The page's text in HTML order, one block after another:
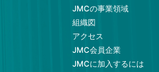
JMCの事業領域
組織図
アクセス
JMC会員企業
JMCに加入するには